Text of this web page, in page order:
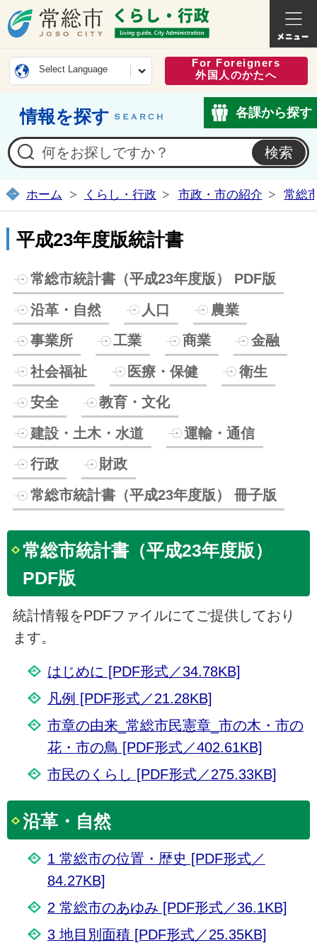
常総市公式ホームページ
くらし
Select Language
For Foreigners
外国人のかたへ
情報を探す 各課から探す
ホーム くらし・行政 市政・市の紹介 常総
平成23年度版統計書
常総市統計書（平成23年度版） PDF版
沿革・自然
人口
農業
事業所
工業 商業
金融
社会福祉
医療・保健
衛生
安全
教育・文化
建設・土木・水道
運輸・通信
行政
財政
常総市統計書（平成23年度版） 冊子版
常総市統計書（平成23年度版）
PDF版
統計情報をPDFファイルにてご提供しており
ます。
はじめに [PDF形式／34.78KB]
凡例 [PDF形式／21.28KB]
市章の由来_常総市民憲章_市の木・市の
花・市の鳥 [PDF形式／402.61KB]
市民のくらし [PDF形式／275.33KB]
沿革・自然
1 常総市の位置・歴史 [PDF形式／
84.27KB]
2 常総市のあゆみ [PDF形式／36.1KB]
3 地目別面積 [PDF形式／25.35KB]